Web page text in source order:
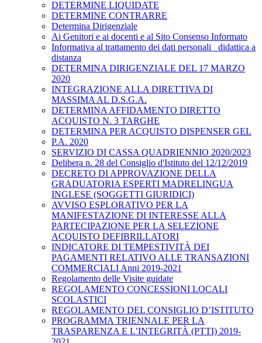
DETERMINE LIQUIDATE
DETERMINE CONTRARRE
Determina Dirigenziale
Ai Genitori e ai docenti e al Sito Consenso Informato
Informativa al trattamento dei dati personali _didattica a
distanza
DETERMINA DIRIGENZIALE DEL 17 MARZO
2020
INTEGRAZIONE ALLA DIRETTIVA DI
MASSIMA AL D.S.G.A.
DETERMINA AFFIDAMENTO DIRETTO
ACQUISTO N. 3 TARGHE
DETERMINA PER ACQUISTO DISPENSER GEL
P.A. 2020
SERVIZIO DI CASSA QUADRIENNIO 2020/2023
Delibera n. 28 del Consiglio d'Istituto del 12/12/2019
DECRETO DI APPROVAZIONE DELLA
GRADUATORIA ESPERTI MADRELINGUA
INGLESE (SOGGETTI GIURIDICI)
AVVISO ESPLORATIVO PER LA
MANIFESTAZIONE DI INTERESSE ALLA
PARTECIPAZIONE PER LA SELEZIONE
ACQUISTO DEFIBRILLATORI
INDICATORE DI TEMPESTIVITÀ DEI
PAGAMENTI RELATIVO ALLE TRANSAZIONI
COMMERCIALI Anni 2019-2021
Regolamento delle Visite guidate
REGOLAMENTO CONCESSIONI LOCALI
SCOLASTICI
REGOLAMENTO DEL CONSIGLIO D’ISTITUTO
PROGRAMMA TRIENNALE PER LA
TRASPARENZA E L’INTEGRITÀ (PTTI) 2019-